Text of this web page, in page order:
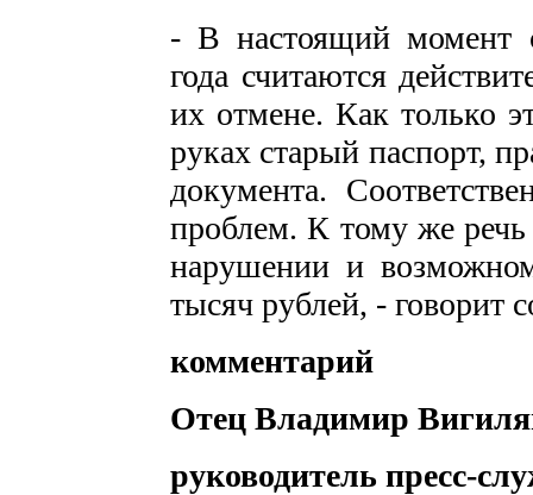
- В настоящий момент
года считаются
их отмене. Как только
руках старый паспорт,
документа.
проблем. К тому же
нарушении и
тысяч рублей, - говорит
комментарий
Отец Владимир
руководитель пресс-